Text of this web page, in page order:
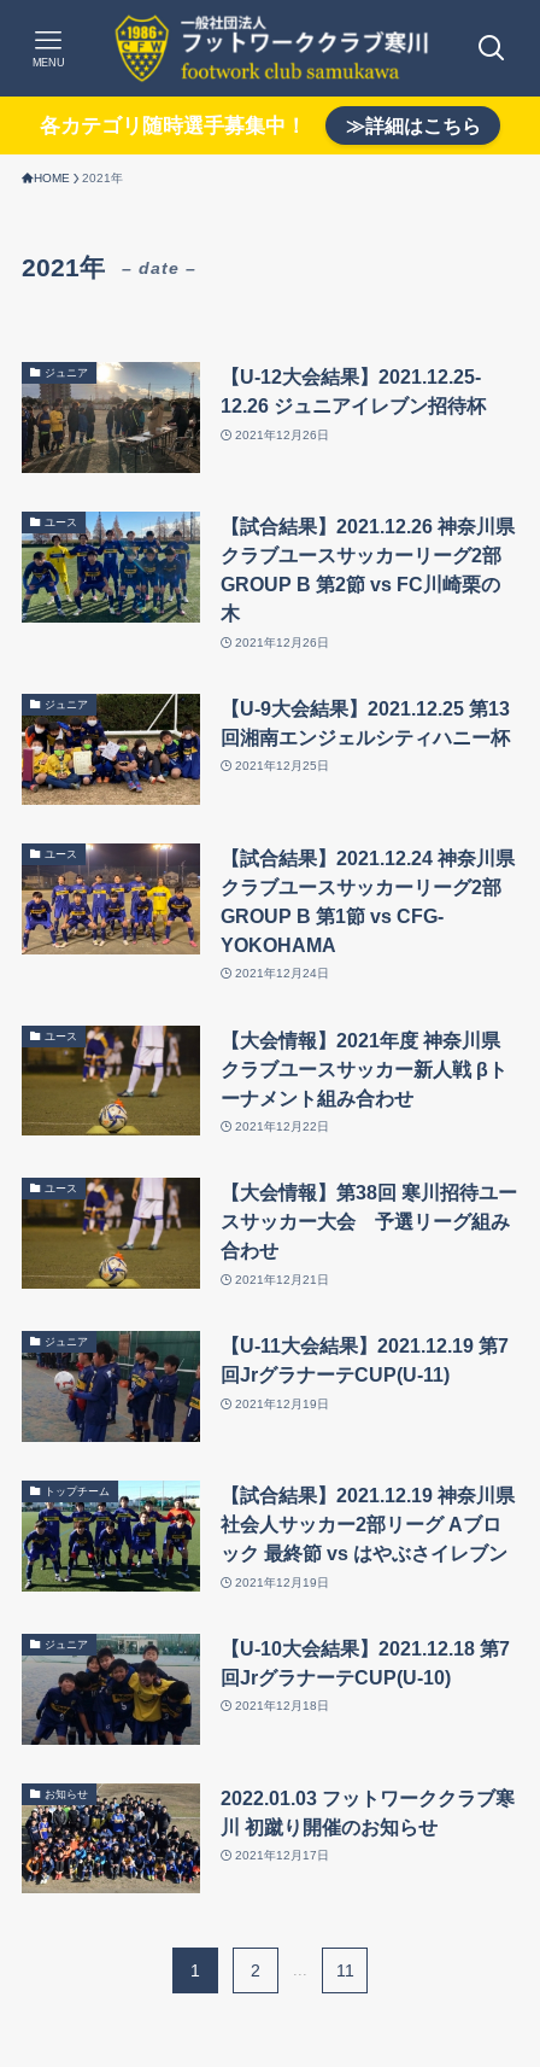
MENU
各カテゴリ随時選手募集中！ ≫詳細はこちら
HOME 2021年
2021年 – date –
ジュニア
【U-12大会結果】2021.12.25-
12.26 ジュニアイレブン招待杯
2021年12月26日
ユース
【試合結果】2021.12.26 神奈川県
クラブユースサッカーリーグ2部
GROUP B 第2節 vs FC川崎栗の
木
2021年12月26日
ジュニア
【U-9大会結果】2021.12.25 第13
回湘南エンジェルシティハニー杯
2021年12月25日
ユース
【試合結果】2021.12.24 神奈川県
クラブユースサッカーリーグ2部
GROUP B 第1節 vs CFG-
YOKOHAMA
2021年12月24日
ユース
【大会情報】2021年度 神奈川県
クラブユースサッカー新人戦 βト
ーナメント組み合わせ
2021年12月22日
ユース
【大会情報】第38回 寒川招待ユー
スサッカー大会 予選リーグ組み
合わせ
2021年12月21日
ジュニア
【U-11大会結果】2021.12.19 第7
回JrグラナーテCUP(U-11)
2021年12月19日
トップチーム
【試合結果】2021.12.19 神奈川県
社会人サッカー2部リーグ Aブロ
ック 最終節 vs はやぶさイレブン
2021年12月19日
ジュニア
【U-10大会結果】2021.12.18 第7
回JrグラナーテCUP(U-10)
2021年12月18日
お知らせ
2022.01.03 フットワーククラブ寒
川 初蹴り開催のお知らせ
2021年12月17日
1 2 ... 11